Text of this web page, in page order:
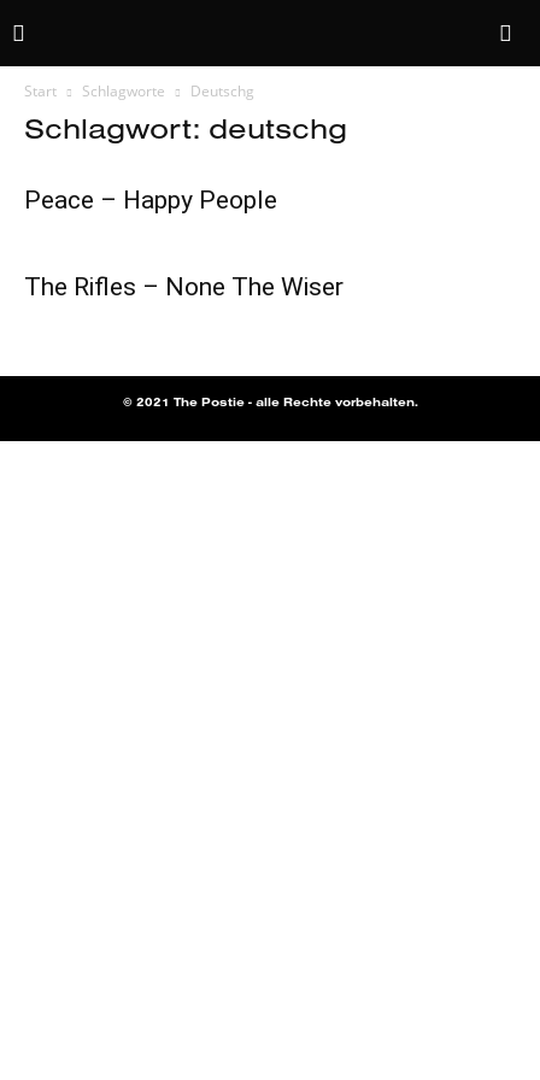
Start Schlagworte Deutschg
Schlagwort: deutschg
Peace – Happy People
The Rifles – None The Wiser
© 2021 The Postie - alle Rechte vorbehalten.